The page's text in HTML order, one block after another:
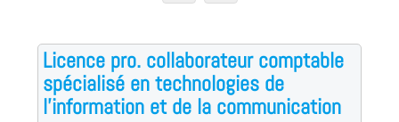
Licence pro. collaborateur comptable
spécialisé en technologies de
l'information et de la communication